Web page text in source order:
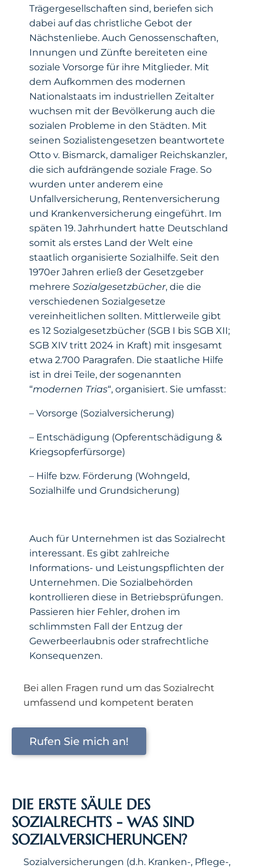
Trägergesellschaften sind, beriefen sich
dabei auf das christliche Gebot der
Nächstenliebe. Auch Genossenschaften,
Innungen und Zünfte bereiteten eine
soziale Vorsorge für ihre Mitglieder. Mit
dem Aufkommen des modernen
Nationalstaats im industriellen Zeitalter
wuchsen mit der Bevölkerung auch die
sozialen Probleme in den Städten. Mit
seinen Sozialistengesetzen beantwortete
Otto v. Bismarck, damaliger Reichskanzler,
die sich aufdrängende soziale Frage. So
wurden unter anderem eine
Unfallversicherung, Rentenversicherung
und Krankenversicherung eingeführt. Im
späten 19. Jahrhundert hatte Deutschland
somit als erstes Land der Welt eine
staatlich organisierte Sozialhilfe. Seit den
1970er Jahren erließ der Gesetzgeber
mehrere Sozialgesetzbücher, die die
verschiedenen Sozialgesetze
vereinheitlichen sollten. Mittlerweile gibt
es 12 Sozialgesetzbücher (SGB I bis SGB XII;
SGB XIV tritt 2024 in Kraft) mit insgesamt
etwa 2.700 Paragrafen. Die staatliche Hilfe
ist in drei Teile, der sogenannten
“modernen Trias“, organisiert. Sie umfasst:
– Vorsorge (Sozialversicherung)
– Entschädigung (Opferentschädigung &
Kriegsopferfürsorge)
– Hilfe bzw. Förderung (Wohngeld,
Sozialhilfe und Grundsicherung)
Auch für Unternehmen ist das Sozialrecht
interessant. Es gibt zahlreiche
Informations- und Leistungspflichten der
Unternehmen. Die Sozialbehörden
kontrollieren diese in Betriebsprüfungen.
Passieren hier Fehler, drohen im
schlimmsten Fall der Entzug der
Gewerbeerlaubnis oder strafrechtliche
Konsequenzen.
Bei allen Fragen rund um das Sozialrecht
umfassend und kompetent beraten
Rufen Sie mich an!
DIE ERSTE SÄULE DES
SOZIALRECHTS - WAS SIND
SOZIALVERSICHERUNGEN?
Sozialversicherungen (d.h. Kranken-, Pflege-,